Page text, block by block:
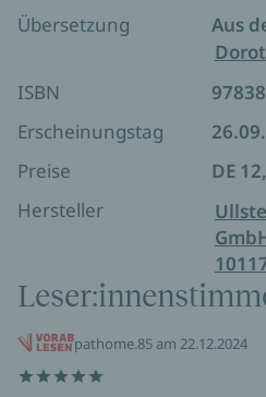
Übersetzung
Aus
ISBN
Erscheinungstag
Preise
DE
Hersteller
pathome.85 am 22.12.2024